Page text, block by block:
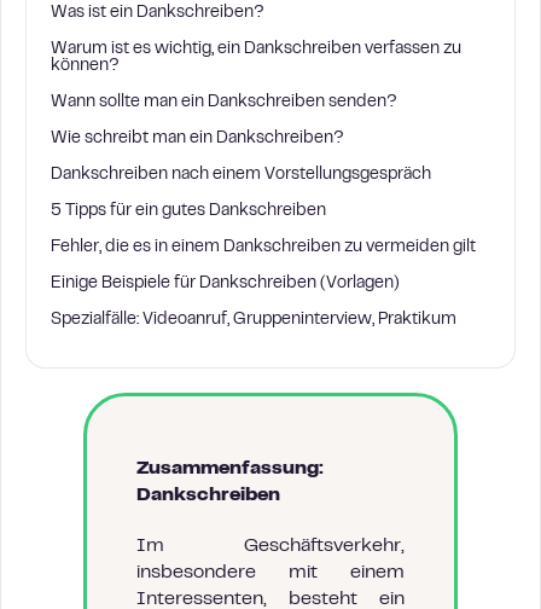
Was ist ein Dankschreiben?
Warum ist es wichtig, ein Dankschreiben verfassen zu
können?
Wann sollte man ein Dankschreiben senden?
Wie schreibt man ein Dankschreiben?
Dankschreiben nach einem Vorstellungsgespräch
5 Tipps für ein gutes Dankschreiben
Fehler, die es in einem Dankschreiben zu vermeiden gilt
Einige Beispiele für Dankschreiben (Vorlagen)
Spezialfälle: Videoanruf, Gruppeninterview, Praktikum
Zusammenfassung:
Dankschreiben
Im Geschäftsverkehr,
insbesondere mit einem
Interessenten, besteht ein